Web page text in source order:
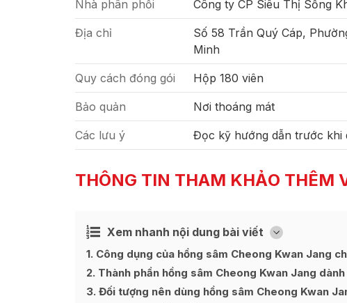
Nhà phân phối Công ty CP Siêu Thị Sống
Địa chỉ
Số 58 Trần Quý Cáp,
Minh
Quy cách đóng gói Hộp 180 viên
Bảo quản Nơi thoáng mát
Các lưu ý Đọc kỹ hướng dẫn trước khi
THÔNG TIN THAM KHẢO THÊM
Xem nhanh nội dung bài viết [
Ẩn
1 Công dụng của hồng sâm Cheong Kwan Jang
2 Thành phần hồng sâm Cheong Kwan Jang
3 Đối tượng nên dùng hồng sâm Cheong Kwan